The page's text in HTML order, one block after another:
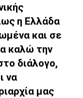
η Ελλάδα
και σε
καλώ την
διάλογο,
να
μας